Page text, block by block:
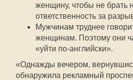
женщину, чтобы не брать
ответственность за
Мужчинам труднее
женщинам. Поэтому они
«уйти по-английски».
«Однажды вечером,
обнаружила рекламный